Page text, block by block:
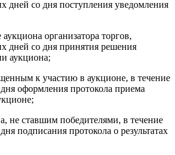
дней со дня поступления уведомления
организатора торгов,
дней со дня принятия решения
аукциона;
к участию в аукционе, в течение
оформления протокола приема
не ставшим победителями, в течение
подписания протокола о результатах